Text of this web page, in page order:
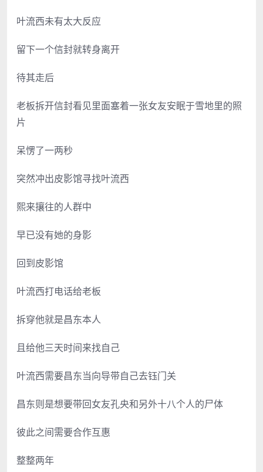
叶流西未有太大反应
留下一个信封就转身离开
待其走后
老板拆开信封看见里面塞着一张女友安眠于雪地里的照
片
呆愣了一两秒
突然冲出皮影馆寻找叶流西
熙来攘往的人群中
早已没有她的身影
回到皮影馆
叶流西打电话给老板
拆穿他就是昌东本人
且给他三天时间来找自己
叶流西需要昌东当向导带自己去钰门关
昌东则是想要带回女友孔央和另外十八个人的尸体
彼此之间需要合作互惠
整整两年